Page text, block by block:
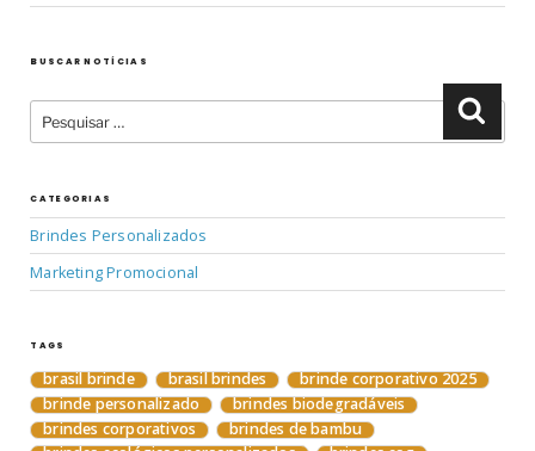
BUSCAR NOTÍCIAS
CATEGORIAS
Brindes Personalizados
Marketing Promocional
TAGS
brasil brinde brasil brindes
brinde corporativo 2025
brinde personalizado
brindes biodegradáveis
brindes corporativos
brindes de bambu